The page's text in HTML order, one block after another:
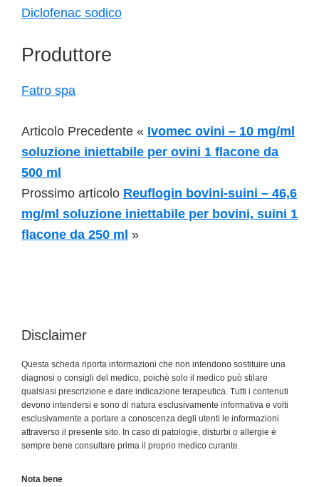
Diclofenac sodico
Produttore
Fatro spa
Articolo Precedente « Ivomec ovini – 10 mg/ml
soluzione iniettabile per ovini 1 flacone da
500 ml
Prossimo articolo Reuflogin bovini-suini – 46,6
mg/ml soluzione iniettabile per bovini, suini 1
flacone da 250 ml »
Disclaimer
Questa scheda riporta informazioni che non intendono sostituire una
diagnosi o consigli del medico, poichè solo il medico può stilare
qualsiasi prescrizione e dare indicazione terapeutica. Tutti i contenuti
devono intendersi e sono di natura esclusivamente informativa e volti
esclusivamente a portare a conoscenza degli utenti le informazioni
attraverso il presente sito. In caso di patologie, disturbi o allergie è
sempre bene consultare prima il proprio medico curante.
Nota bene